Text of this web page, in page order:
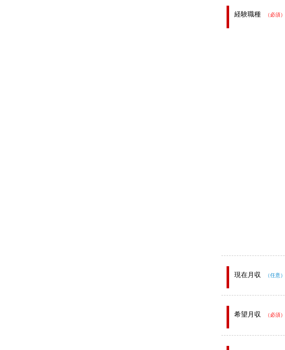
経験職種 （必須）
現在月収 （任意）
希望月収 （必須）